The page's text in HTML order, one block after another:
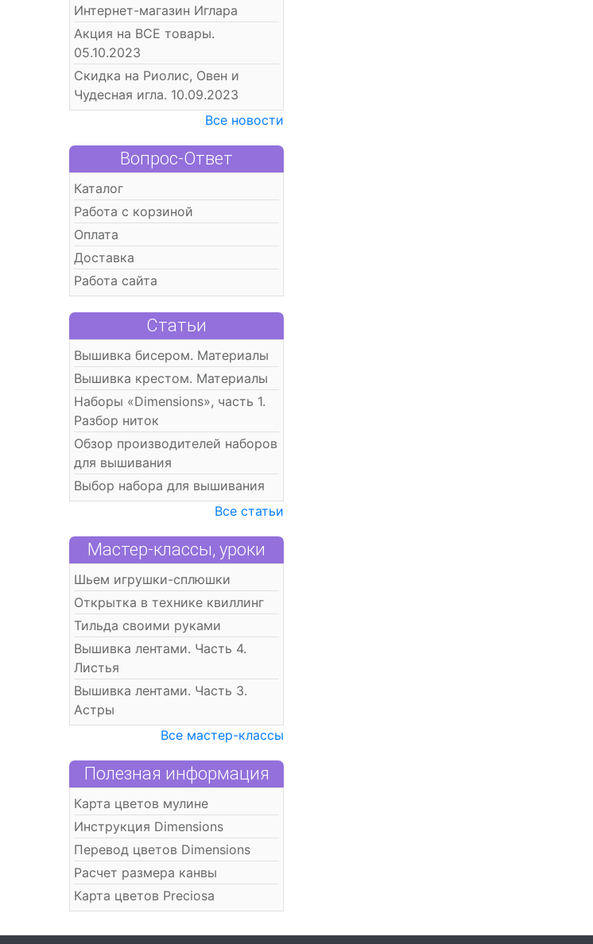
Интернет-магазин Иглара
Акция на ВСЕ товары.
05.10.2023
Скидка на Риолис, Овен и
Чудесная игла. 10.09.2023
Все новости
Вопрос-Ответ
Каталог
Работа с корзиной
Оплата
Доставка
Работа сайта
Статьи
Вышивка бисером. Материалы
Вышивка крестом. Материалы
Наборы «Dimensions», часть 1.
Разбор ниток
Обзор производителей наборов
для вышивания
Выбор набора для вышивания
Все статьи
Мастер-классы, уроки
Шьем игрушки-сплюшки
Открытка в технике квиллинг
Тильда своими руками
Вышивка лентами. Часть 4.
Листья
Вышивка лентами. Часть 3.
Астры
Все мастер-классы
Полезная информация
Карта цветов мулине
Инструкция Dimensions
Перевод цветов Dimensions
Расчет размера канвы
Карта цветов Preciosa